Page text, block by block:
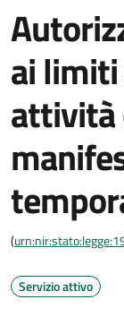
ai
attività
(
Servizio attivo